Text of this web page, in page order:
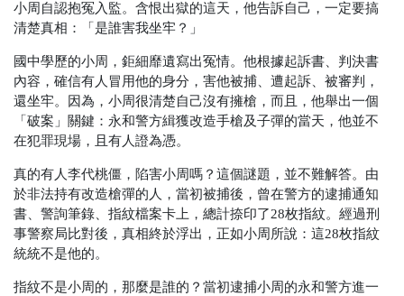
小周自認抱冤入監。含恨出獄的這天，他告訴自己，一定要搞
清楚真相：「是誰害我坐牢？」
國中學歷的小周，鉅細靡遺寫出冤情。他根據起訴書、判決書
內容，確信有人冒用他的身分，害他被捕、遭起訴、被審判，
還坐牢。因為，小周很清楚自己沒有擁槍，而且，他舉出一個
「破案」關鍵：永和警方緝獲改造手槍及子彈的當天，他並不
在犯罪現場，且有人證為憑。
真的有人李代桃僵，陷害小周嗎？這個謎題，並不難解答。由
於非法持有改造槍彈的人，當初被捕後，曾在警方的逮捕通知
書、警詢筆錄、指紋檔案卡上，總計捺印了28枚指紋。經過刑
事警察局比對後，真相終於浮出，正如小周所說：這28枚指紋
統統不是他的。
指紋不是小周的，那麼是誰的？當初逮捕小周的永和警方進一